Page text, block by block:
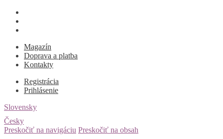
Magazín
Doprava a platba
Kontakty
Registrácia
Prihlásenie
Slovensky
Česky
Preskočiť na navigáciu Preskočiť na obsah